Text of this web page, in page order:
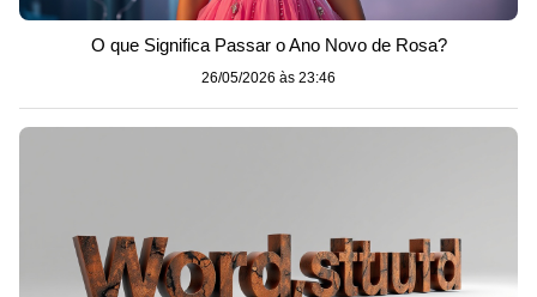
O que Significa Passar o Ano Novo de Rosa?
26/05/2026 às 23:46